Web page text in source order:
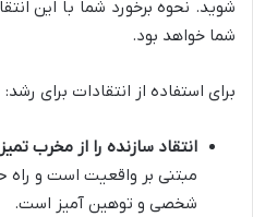
شوید. نحوه برخورد شما با این
شما خواهد بود.
برای استفاده از انتقادات برای رشد:
انتقاد سازنده را از مخرب
مبتنی بر واقعیت است و راه
شخصی و توهین آمیز است.